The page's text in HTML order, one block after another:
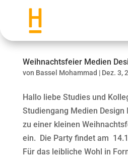
Weihnachtsfeier Medien
von Bassel Mohammad | Dez. 3,
Hallo liebe Studies und
Studiengang Medien
zu einer kleinen
ein. Die Party findet am
Für das leibliche Wohl in